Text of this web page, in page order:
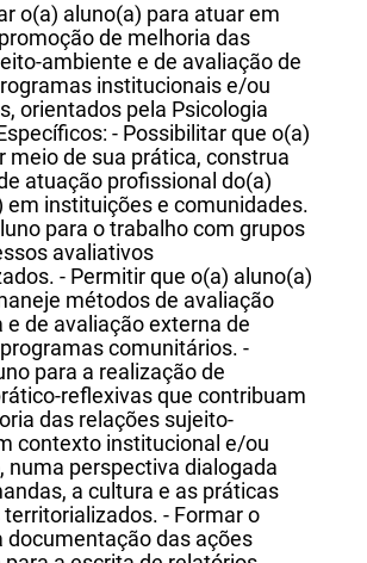
o(a) aluno(a) para atuar em
de melhoria das
ambiente e de avaliação de
institucionais e/ou
orientados pela Psicologia
- Possibilitar que o(a)
meio de sua prática, construa
atuação profissional do(a)
em instituições e comunidades.
para o trabalho com grupos
avaliativos
- Permitir que o(a) aluno(a)
métodos de avaliação
e de avaliação externa de
comunitários. -
para a realização de
reflexivas que contribuam
das relações sujeito-
contexto institucional e/ou
numa perspectiva dialogada
a cultura e as práticas
- Formar o
documentação das ações